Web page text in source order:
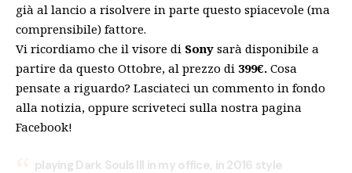
già al lancio a risolvere in parte questo spiacevole (ma
comprensibile) fattore.
Vi ricordiamo che il visore di Sony sarà disponibile a
partire da questo Ottobre, al prezzo di 399€. Cosa
pensate a riguardo? Lasciateci un commento in fondo
alla notizia, oppure scriveteci sulla nostra pagina
Facebook!
playing Dark Souls III in my office, in 2016 style